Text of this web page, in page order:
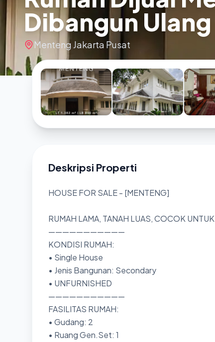
Dibangun Ulang
Menteng Jakarta Pusat
Deskripsi Properti
HOUSE FOR SALE - [MENTENG]
RUMAH LAMA, TANAH LUAS, COCOK
———————————
KONDISI RUMAH:
• Single House
• Jenis Bangunan: Secondary
• UNFURNISHED
———————————
FASILITAS RUMAH:
• Gudang: 2
• Ruang Gen.Set: 1